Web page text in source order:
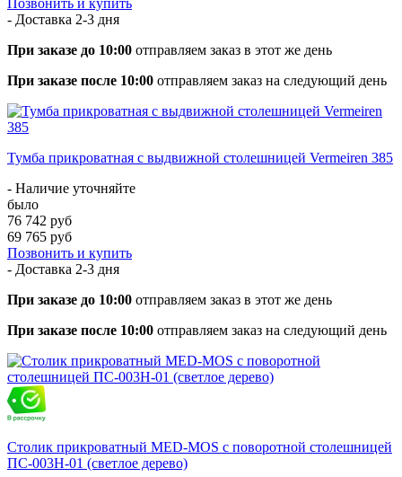
- Доставка 2-3 дня
При заказе до 10:00 отправляем заказ в этот же день
При заказе после 10:00 отправляем заказ на следующий день
Тумба прикроватная с выдвижной столешницей Vermeiren 385
- Наличие уточняйте
было
76 742 руб
69 765 руб
Позвонить и купить
- Доставка 2-3 дня
При заказе до 10:00 отправляем заказ в этот же день
При заказе после 10:00 отправляем заказ на следующий день
Столик прикроватный MED-MOS с поворотной столешницей
ПС-003Н-01 (светлое дерево)